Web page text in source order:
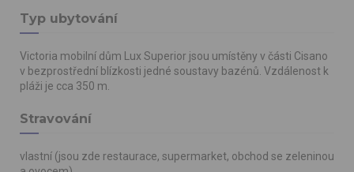
Typ ubytování
Victoria mobilní dům Lux Superior jsou umístěny v části Cisano
v bezprostřední blízkosti jedné soustavy bazénů. Vzdálenost k
pláži je cca 350 m.
Stravování
vlastní (jsou zde restaurace, supermarket, obchod se zeleninou